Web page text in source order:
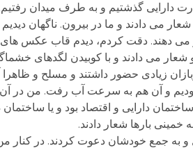
دارایی گذشتیم و به طرف میدان
شعار می دادند و ما در بیرون. ناگهان
دهند. دقت کردم، دیدم قاب عکس های
می دادند و با کوبیدن لگدهای
زیادی حضور داشتند و مسلح و ظاهرا
و آن هم به سرعت آب رفت. من در
دارایی و اقتصاد بود و یا
خمینی بارها شعار دادند.
به جمع خودشان دعوت کردند. در کنار